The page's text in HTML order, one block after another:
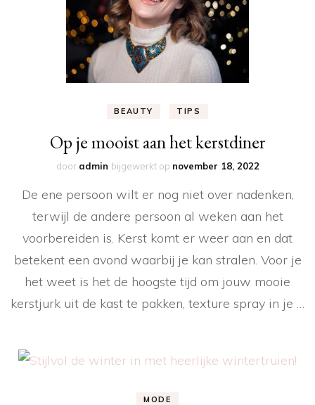
BEAUTY TIPS
Op je mooist aan het kerstdiner
door admin bijgewerkt op november 18, 2022
De ene persoon wilt er nog niet over nadenken,
terwijl de andere persoon al weken aan het
voorbereiden is. Kerst komt er weer aan en dat
betekent een avond waarbij je kan stralen. Voor je
het weet is het de hoogste tijd om jouw mooie
kerstjurk uit de kast te pakken, texture spray in je …
MODE